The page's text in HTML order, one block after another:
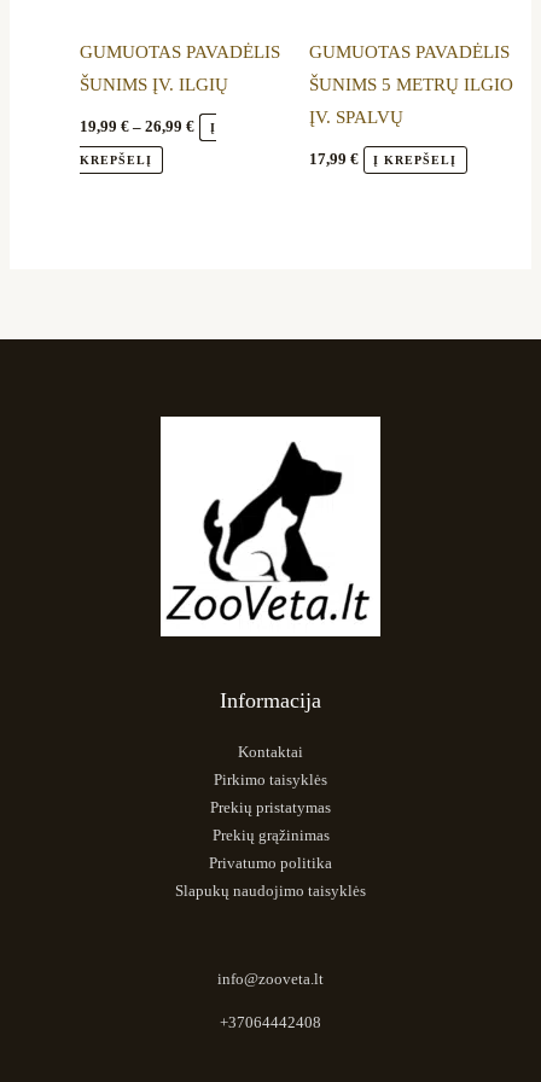
GUMUOTAS PAVADĖLIS
ŠUNIMS ĮV. ILGIŲ
19,99€ – 26,99€ Į
KREPŠELĮ
may
be
chosen
GUMUOTAS PAVADĖLIS
ŠUNIMS 5 METRŲ ILGIO
ĮV. SPALVŲ
17,99 € Į KREPŠELĮ
may
be
Informacija
Kontaktai
Pirkimo taisyklės
Prekių pristatymas
Prekių grąžinimas
Privatumo politika
Slapukų naudojimo taisyklės
info@zooveta.lt
+37064442408